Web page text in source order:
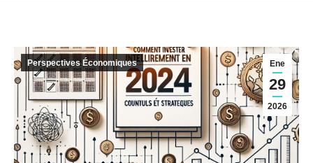
Ene
29
2026
Perspectives Économiques